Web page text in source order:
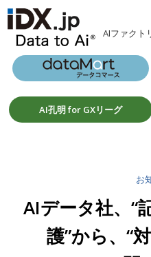
AIファクト
AI孔明 for GXリーグ
お
AIデータ社、“
護”から、“